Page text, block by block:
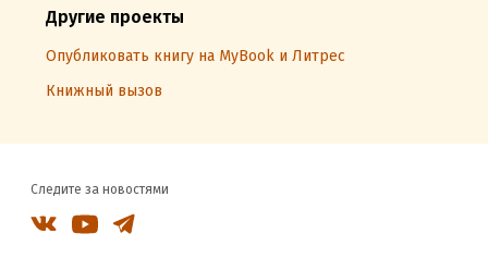
Другие проекты
Опубликовать книгу на MyBook и Литрес
Книжный вызов
Следите за новостями